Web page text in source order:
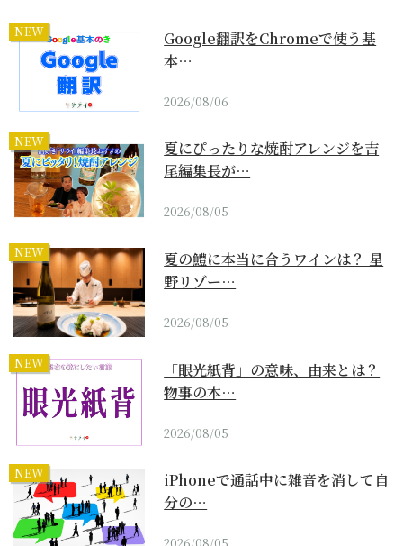
NEW
Google翻訳をChromeで使う基
本…
2026/08/06
NEW
夏にぴったりな焼酎アレンジを吉
尾編集長が…
2026/08/05
NEW
夏の鱧に本当に合うワインは？ 星
野リゾー…
2026/08/05
NEW
「眼光紙背」の意味、由来とは？
物事の本…
2026/08/05
NEW
iPhoneで通話中に雑音を消して自
分の…